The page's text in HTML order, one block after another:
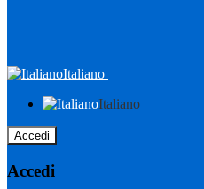
Italiano
Italiano
Accedi
Accedi